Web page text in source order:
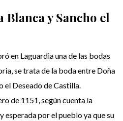
Blanca y Sancho el
en Laguardia una de las bodas
se trata de la boda entre Doña
el Deseado de Castilla.
de 1151, según cuenta la
esperada por el pueblo ya que su